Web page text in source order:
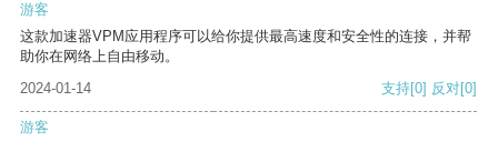
游客
这款加速器VPM应用程序可以给你提供最高速度和安全性的连接，并帮
助你在网络上自由移动。
2024-01-14
支持[0] 反对[0]
游客